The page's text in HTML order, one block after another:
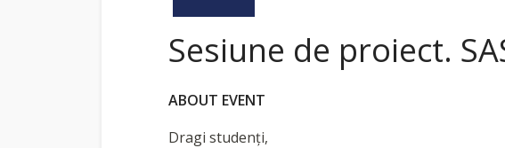
Sesiune de proiect.
ABOUT EVENT
Dragi studenți,